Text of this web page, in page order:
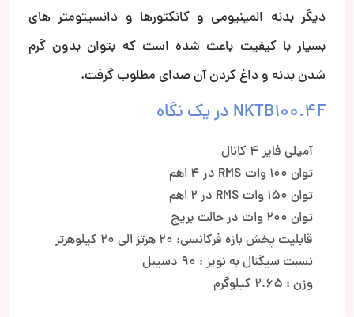
دیگر بدنه المینیومی و کانکتورها و دانسیتومتر های
بسیار با کیفیت باعث شده است که بتوان بدون گرم
شدن بدنه و داغ کردن آن صدای مطلوب گرفت.
NKTB100.4F در یک نگاه
آمپلی فایر 4 کانال
توان 100 وات RMS در 4 اهم
توان 150 وات RMS در 2 اهم
توان 200 وات در حالت بریج
قابلیت پخش بازه فرکانسی: 20 هرتز الی 20 کیلوهرتز
نسبت سیگنال به نویز : 90 دسیبل
وزن : 2.65 کیلوگرم